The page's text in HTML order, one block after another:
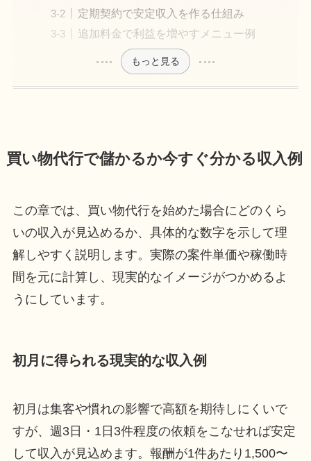
定期契約で安定収入を作る仕組み
追加料金で利益を増やすメニュー例
もっと見る
買い物代行で儲かるか今すぐ分かる収入例
この章では、買い物代行を始めた場合にどのくら
いの収入が見込めるか、具体的な数字を示して理
解しやすく説明します。実際の案件単価や稼働時
間を元に計算し、現実的なイメージがつかめるよ
うにしています。
初月に得られる現実的な収入例
初月は集客や慣れの影響で高額を期待しにくいで
すが、週3日・1日3件程度の依頼をこなせれば安定
して収入が見込めます。報酬が1件あたり1,500〜